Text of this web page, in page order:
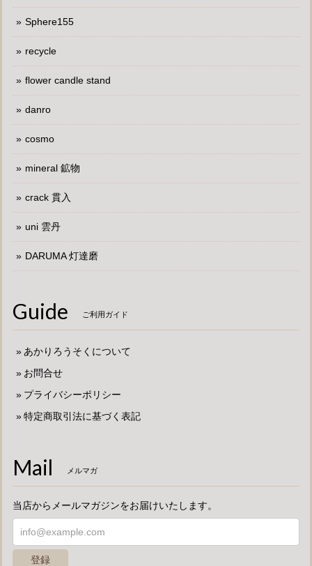
Sphere155
recycle
flower candle stand
danro
cosmo
mineral 鉱物
crack 貫入
uni 雲丹
DARUMA 灯達磨
Guide ご利用ガイド
あかりろうそくについて
お問合せ
プライバシーポリシー
特定商取引法に基づく表記
Mail メルマガ
当店からメールマガジンをお届けいたします。
登録